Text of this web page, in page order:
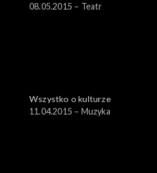
08.05.2015 – Teatr
Wszystko o kulturze
11.04.2015 – Muzyka